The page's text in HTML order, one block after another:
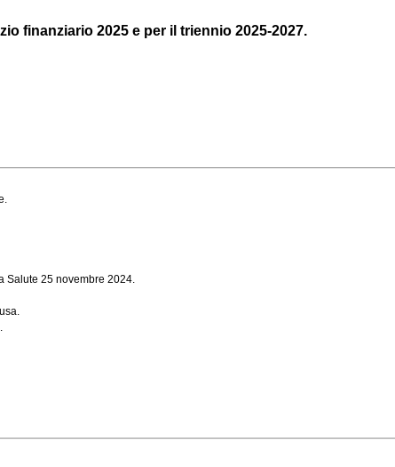
finanziario 2025 e per il triennio 2025-2027.
Salute 25 novembre 2024.